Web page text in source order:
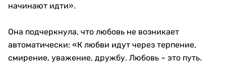
начинают идти».
Она подчеркнула, что любовь не возникает
автоматически: «К любви идут через терпение,
смирение, уважение, дружбу. Любовь – это путь.